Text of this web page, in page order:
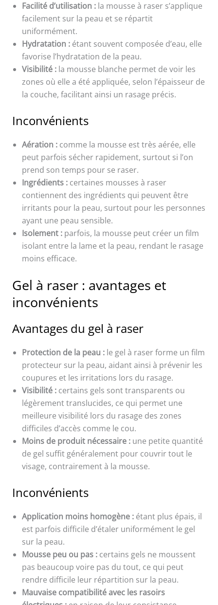
Facilité d’utilisation :la mousse à raser s’applique
facilement sur la peau et se répartit
uniformément.
Hydratation :étant souvent composée d’eau, elle
favorise l’hydratation de la peau.
Visibilité :la mousse blanche permet de voir les
zones où elle a été appliquée, selon l’épaisseur de
la couche, facilitant ainsi un rasage précis.
Inconvénients
Aération :comme la mousse est très aérée, elle
peut parfois sécher rapidement, surtout si l’on
prend son temps pour se raser.
Ingrédients :certaines mousses à raser
contiennent des ingrédients qui peuvent être
irritants pour la peau, surtout pour les personnes
ayant une peau sensible.
Isolement :parfois, la mousse peut créer un film
isolant entre la lame et la peau, rendant le rasage
moins efficace.
Gel à raser : avantages et
inconvénients
Avantages du gel à raser
Protection de la peau :le gel à raser forme un film
protecteur sur la peau, aidant ainsi à prévenir les
coupures et les irritations lors du rasage.
Visibilité :certains gels sont transparents ou
légèrement translucides, ce qui permet une
meilleure visibilité lors du rasage des zones
difficiles d’accès comme le cou.
Moins de produit nécessaire :une petite quantité
de gel suffit généralement pour couvrir tout le
visage, contrairement à la mousse.
Inconvénients
Application moins homogène :étant plus épais, il
est parfois difficile d’étaler uniformément le gel
sur la peau.
Mousse peu ou pas :certains gels ne moussent
pas beaucoup voire pas du tout, ce qui peut
rendre difficile leur répartition sur la peau.
Mauvaise compatibilité avec les rasoirs